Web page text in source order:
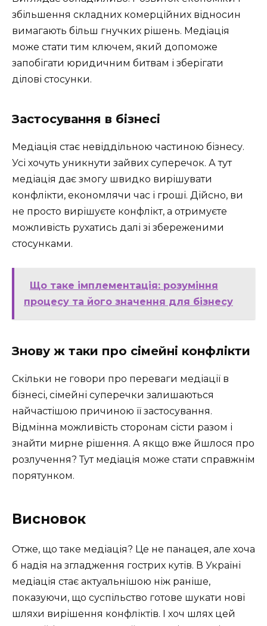
збільшення складних комерційних відносин
вимагають більш гнучких рішень. Медіація
може стати тим ключем, який допоможе
запобігати юридичним битвам і зберігати
ділові стосунки.
Застосування в бізнесі
Медіація стає невіддільною частиною бізнесу.
Усі хочуть уникнути зайвих суперечок. А тут
медіація дає змогу швидко вирішувати
конфлікти, економлячи час і гроші. Дійсно, ви
не просто вирішуєте конфлікт, а отримуєте
можливість рухатись далі зі збереженими
стосунками.
Що таке імплементація: розуміння
процесу та його значення для бізнесу
Знову ж таки про сімейні конфлікти
Скільки не говори про переваги медіації в
бізнесі, сімейні суперечки залишаються
найчастішою причиною її застосування.
Відмінна можливість сторонам сісти разом і
знайти мирне рішення. А якщо вже йшлося про
розлучення? Тут медіація може стати справжнім
порятунком.
Висновок
Отже, що таке медіація? Це не панацея, але хоча
б надія на згладження гострих кутів. В Україні
медіація стає актуальнішою ніж раніше,
показуючи, що суспільство готове шукати нові
шляхи вирішення конфліктів. І хоч шлях цей